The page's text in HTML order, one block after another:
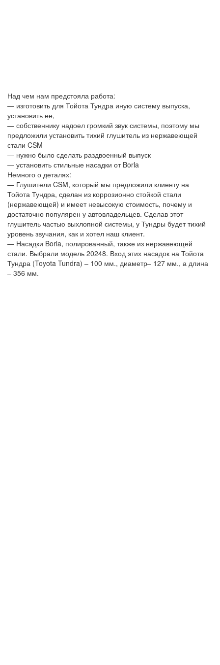
Над чем нам предстояла работа:
— изготовить для Тойота Тундра иную систему выпуска,
установить ее,
— собственнику надоел громкий звук системы, поэтому мы
предложили установить тихий глушитель из нержавеющей
стали CSM
— нужно было сделать раздвоенный выпуск
— установить стильные насадки от Borla
Немного о деталях:
— Глушители CSM, который мы предложили клиенту на
Тойота Тундра, сделан из коррозионно стойкой стали
(нержавеющей) и имеет невысокую стоимость, почему и
достаточно популярен у автовладельцев. Сделав этот
глушитель частью выхлопной системы, у Тундры будет тихий
уровень звучания, как и хотел наш клиент.
— Насадки Borla, полированный, также из нержавеющей
стали. Выбрали модель 20248. Вход этих насадок на Тойота
Тундра (Toyota Tundra) – 100 мм., диаметр– 127 мм., а длина
– 356 мм.